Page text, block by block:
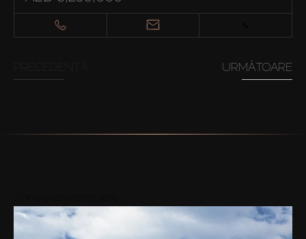
URMĂTOARE